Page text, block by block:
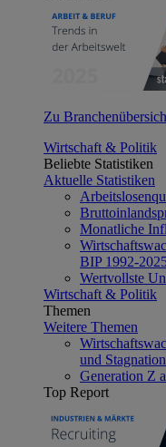
Zu
Wirtschaft & Politik
Beliebte Statistiken
Aktuelle Statistiken
Monatliche
BIP 1992-
Wertvollste
Wirtschaft & Politik
Themen
Weitere Themen
und
Generation Z
Top Report